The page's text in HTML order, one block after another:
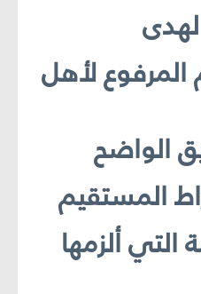
المرفوع لأهل
التي ألزمها